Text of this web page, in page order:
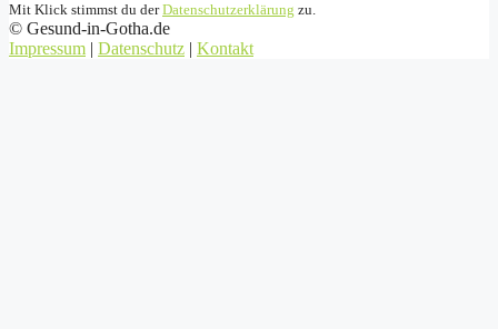
Mit Klick stimmst du derDatenschutzerklärung zu.
© Gesund-in-Gotha.de
Impressum | Datenschutz | Kontakt